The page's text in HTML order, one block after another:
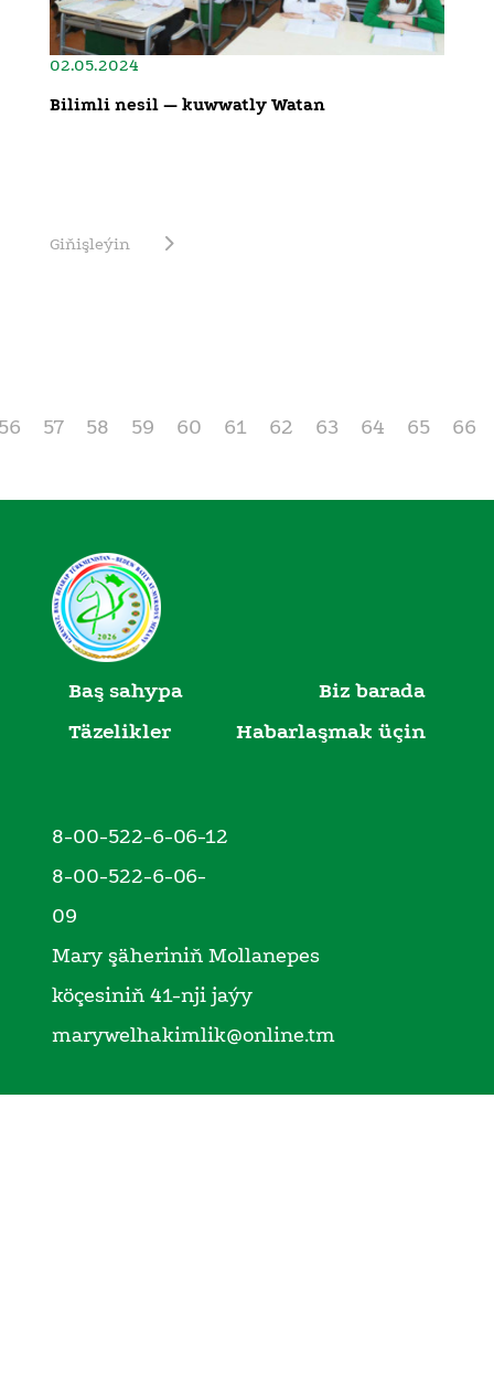
02.05.2024
Bilimli nesil — kuwwatly Watan
Giňişleýin
57 58 59 60 61 62 63 64 65 66
Baş sahypa
Biz barada
Täzelikler
Habarlaşmak üçin
8-00-522-6-06-12
8-00-522-6-06-
09
Mary şäheriniň Mollanepes
köçesiniň 41-nji jaýy
marywelhakimlik@online.tm